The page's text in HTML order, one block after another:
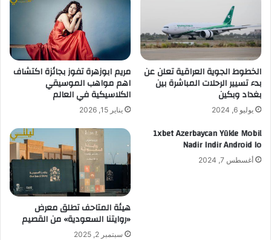
الخطوط الجوية العراقية تعلن عن
بدء تسيير الرحلات المباشرة بين
بغداد وبكين
يوليو 6, 2024
مريم ابوزهرة تفوز بجائزة اكتشاف
اهم مواهب الموسيقي
الكلاسيكية في العالم
يناير 15, 2026
1xbet Azerbaycan Yükle Mobil
Nadir Indir Android Io
أغسطس 7, 2024
هيئة المتاحف تطلق معرض
«روايتنا السعودية» من القصيم
سبتمبر 2, 2025